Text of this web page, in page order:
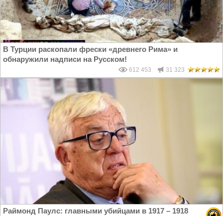
В Турции раскопали фрески «древнего Рима» и
обнаружили надписи на Русском!
612 453 31 323
Раймонд Паулс: главными убийцами в 1917 – 1918